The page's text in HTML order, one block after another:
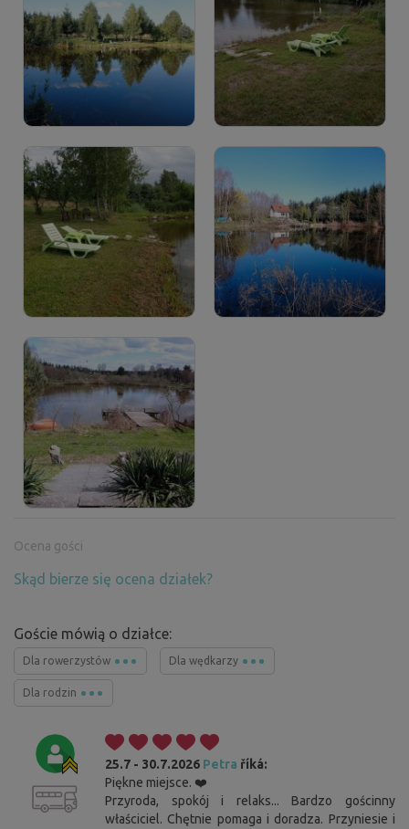
Ocena gości
Skąd bierze się ocena działek?
Goście mówią o działce:
Dla rowerzystów Dla wędkarzy
Dla rodzin
25.7 - 30.7.2026 Petra říká:
Piękne miejsce. ❤️
Przyroda, spokój i relaks... Bardzo gościnny
właściciel. Chętnie pomaga i doradza. Przyniesie i